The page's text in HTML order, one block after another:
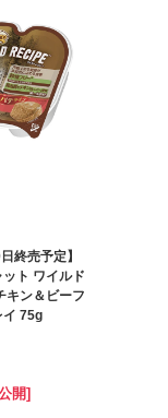
終売予定】
ト ワイルド
キン＆ビーフ
イ 75g
開]